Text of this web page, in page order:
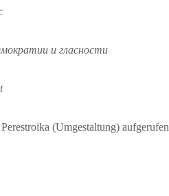
и гласности
(Umgestaltung) aufgerufen